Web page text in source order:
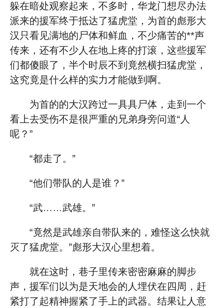
躲在暗处观察起来，不多时，华龙门想尽办法
派来的援军终于抵达了猛虎堂，为首的彪形大
汉只看见满地的尸体和鲜血，不少痛苦的**声
传来，还有不少人在地上疼的打滚，这些援军
们都傻眼了，半个时辰不到竟然横扫猛虎堂，
这究竟是什么样的实力才能做到啊。
为首的的大汉跨过一具具尸体，走到一个
看上去受伤不是很严重的兄弟身旁问道“人
呢？”
“都走了。”
“他们带队的人是谁？”
“武……武雄。”
“竟然是武雄亲自带队来的，难怪这么快就
灭了猛虎堂。”彪形大汉心里想着。
就在这时，巷子里传来密密麻麻的脚步
声，援军们以为是天地会的人埋伏在四周，赶
紧打了起精神握紧了手上的武器。结果让人意